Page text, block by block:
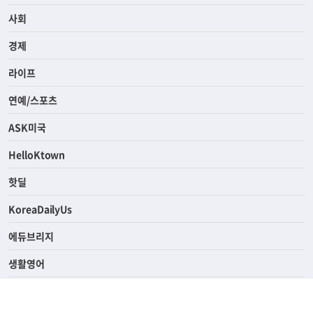
사회
경제
라이프
연예/스포츠
ASK미국
HelloKtown
핫딜
KoreaDailyUs
에듀브리지
생활영어